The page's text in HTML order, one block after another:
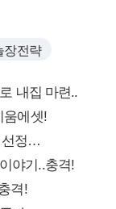
장전략
내집 마련..
움에셋!
선정…
야기..충격!
격!